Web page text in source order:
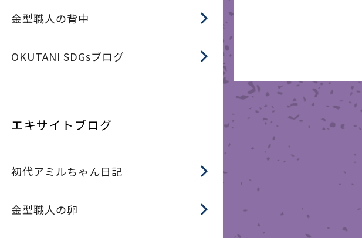
金型職人の背中
OKUTANI SDGsブログ
エキサイトブログ
初代アミルちゃん日記
金型職人の卵